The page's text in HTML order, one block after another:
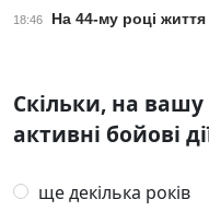
18:46 На 44-му році
Скільки, на
активні бойові
ще декілька років